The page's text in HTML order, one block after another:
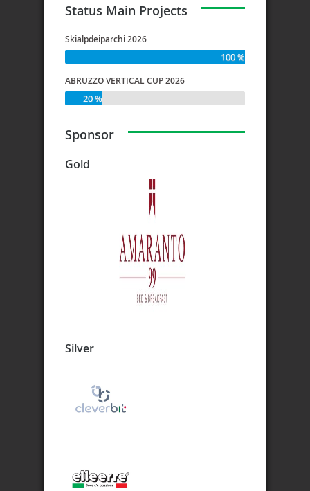
Status Main Projects
Skialpdeiparchi 2026
100 %
ABRUZZO VERTICAL CUP 2026
20 %
Sponsor
Gold
Silver